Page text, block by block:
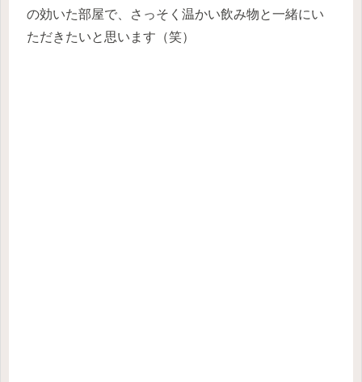
の効いた部屋で、さっそく温かい飲み物と一緒にい
ただきたいと思います（笑）